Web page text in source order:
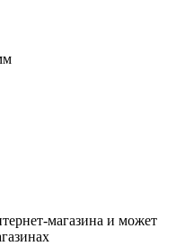
магазина и может